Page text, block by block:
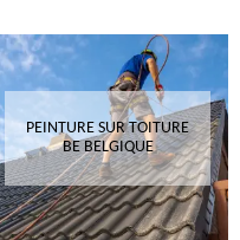
PEINTURE SUR TOITURE
BE BELGIQUE